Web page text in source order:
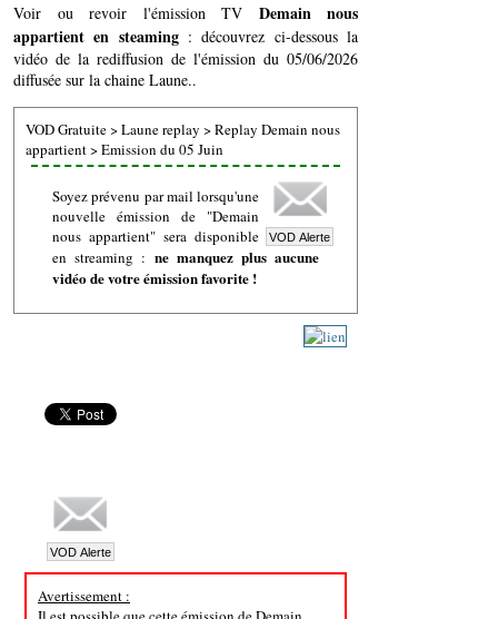
Voir ou revoir l'émission TV Demain nous
appartient en steaming: découvrez ci-dessous la
vidéo de la rediffusion de l'émission du 05/06/2026
diffusée sur la chaine Laune..
VOD Gratuite>Laune replay >Replay Demain nous
appartient>Emission du 05 Juin
Soyez prévenu par mail lorsqu'une
nouvelle émission de "Demain
nous appartient" sera disponible
en streaming : ne manquez plus aucune
vidéo de votre émission favorite !
Avertissement :